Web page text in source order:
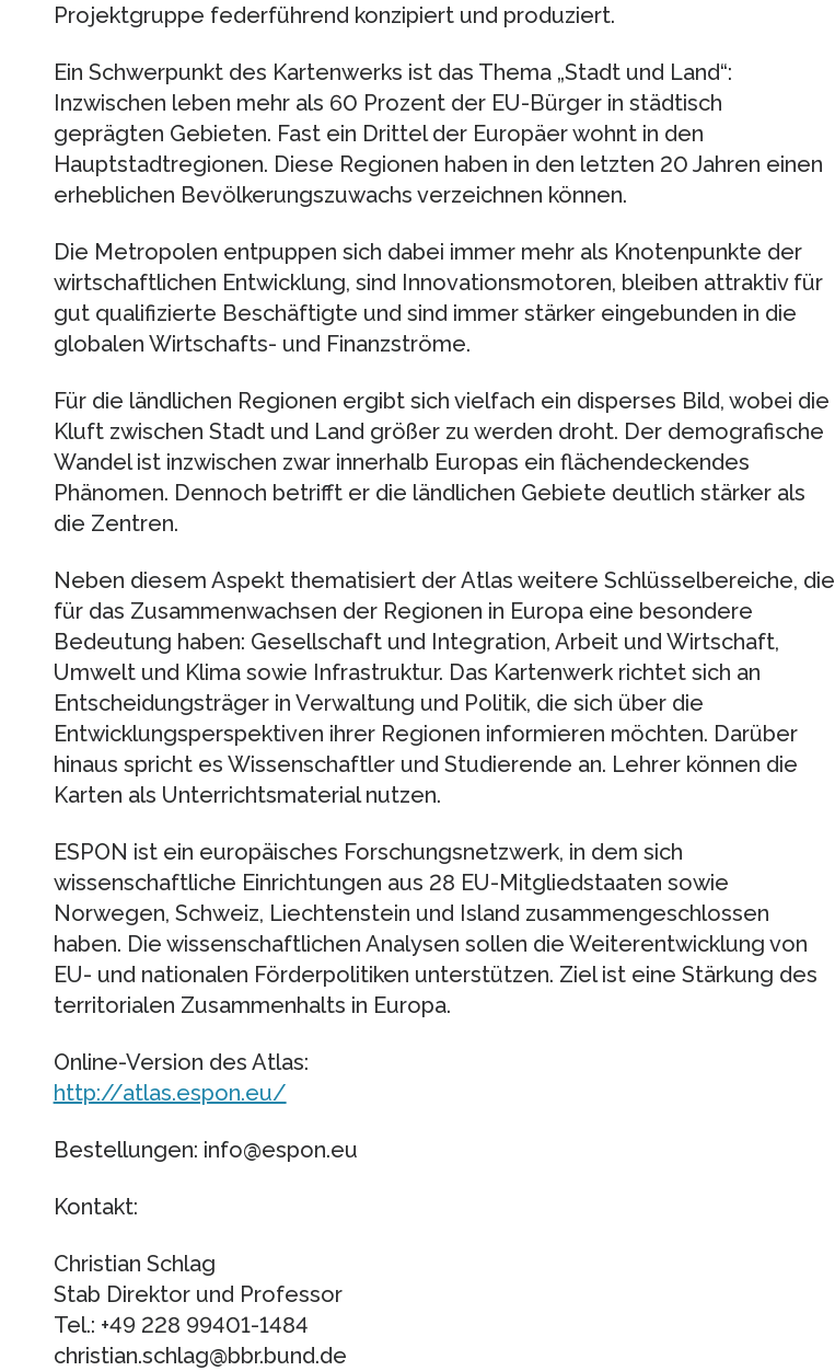
Projektgruppe federführend konzipiert und produziert.
Ein Schwerpunkt des Kartenwerks ist das Thema „Stadt und Land“:
Inzwischen leben mehr als 60 Prozent der EU-Bürger in städtisch
geprägten Gebieten. Fast ein Drittel der Europäer wohnt in den
Hauptstadtregionen. Diese Regionen haben in den letzten 20 Jahren einen
erheblichen Bevölkerungszuwachs verzeichnen können.
Die Metropolen entpuppen sich dabei immer mehr als Knotenpunkte der
wirtschaftlichen Entwicklung, sind Innovationsmotoren, bleiben attraktiv für
gut qualifizierte Beschäftigte und sind immer stärker eingebunden in die
globalen Wirtschafts- und Finanzströme.
Für die ländlichen Regionen ergibt sich vielfach ein disperses Bild, wobei die
Kluft zwischen Stadt und Land größer zu werden droht. Der demografische
Wandel ist inzwischen zwar innerhalb Europas ein flächendeckendes
Phänomen. Dennoch betrifft er die ländlichen Gebiete deutlich stärker als
die Zentren.
Neben diesem Aspekt thematisiert der Atlas weitere Schlüsselbereiche, die
für das Zusammenwachsen der Regionen in Europa eine besondere
Bedeutung haben: Gesellschaft und Integration, Arbeit und Wirtschaft,
Umwelt und Klima sowie Infrastruktur. Das Kartenwerk richtet sich an
Entscheidungsträger in Verwaltung und Politik, die sich über die
Entwicklungsperspektiven ihrer Regionen informieren möchten. Darüber
hinaus spricht es Wissenschaftler und Studierende an. Lehrer können die
Karten als Unterrichtsmaterial nutzen.
ESPON ist ein europäisches Forschungsnetzwerk, in dem sich
wissenschaftliche Einrichtungen aus 28 EU-Mitgliedstaaten sowie
Norwegen, Schweiz, Liechtenstein und Island zusammengeschlossen
haben. Die wissenschaftlichen Analysen sollen die Weiterentwicklung von
EU- und nationalen Förderpolitiken unterstützen. Ziel ist eine Stärkung des
territorialen Zusammenhalts in Europa.
Online-Version des Atlas:
http://atlas.espon.eu/
Bestellungen: info@espon.eu
Kontakt:
Christian Schlag
Stab Direktor und Professor
Tel.: +49 228 99401-1484
christian.schlag@bbr.bund.de